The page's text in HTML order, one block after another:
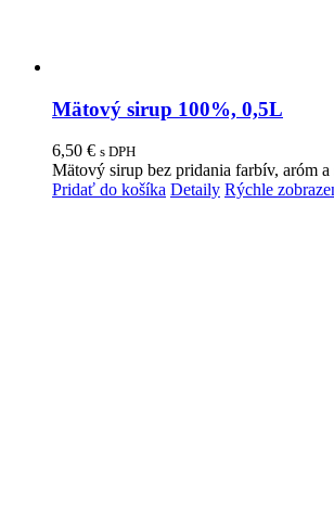
Mätový sirup 100%, 0,5L
6,50 € s DPH
Mätový sirup bez pridania farbív, aróm
Pridať do košíka Detaily Rýchle